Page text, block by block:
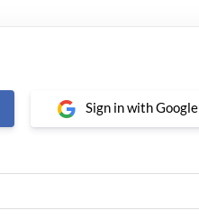
Sign in with Google